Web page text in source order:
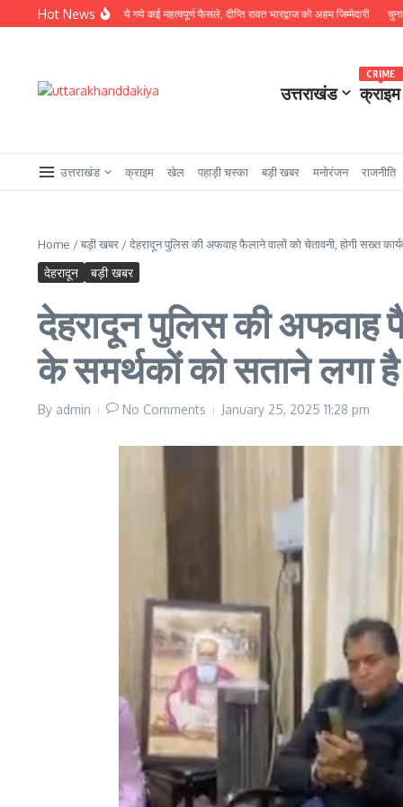
Skip to content
Hot News
की बैठक में लिये गये कई महत्वपूर्ण फैसले, दीप्ति रावत भारद्वाज को अहम जिम्मेदारी चुनाव आयोग के
उत्तराखंड क्राइम
CRIME
उत्तराखंड क्राइम खेल पहाड़ी चस्का बड़ी खबर मनोरंजन राजनीति
Home /बड़ी खबर /देहरादून पुलिस की अफवाह फैलाने वालों को चेतावनी, होगी सख्त
देहरादून बड़ी खबर
देहरादून पुलिस की अफवाह
के समर्थकों को सताने लगा है
By admin No Comments January 25, 2025 11:28 pm